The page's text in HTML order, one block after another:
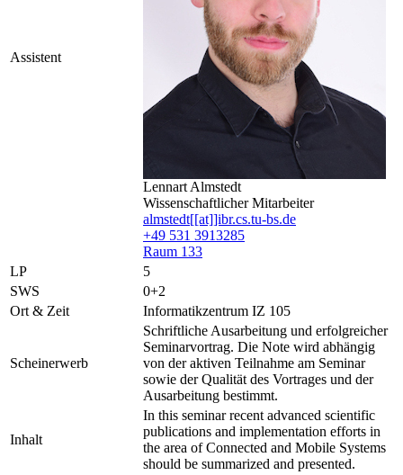
Assistent
Lennart Almstedt
Wissenschaftlicher Mitarbeiter
almstedt[[at]]ibr.cs.tu-bs.de
+49 531 3913285
Raum 133
LP
5
SWS
0+2
Ort & Zeit
Informatikzentrum IZ 105
Scheinerwerb
Schriftliche Ausarbeitung und erfolgreicher
Seminarvortrag. Die Note wird abhängig
von der aktiven Teilnahme am Seminar
sowie der Qualität des Vortrages und der
Ausarbeitung bestimmt.
Inhalt
In this seminar recent advanced scientific
publications and implementation efforts in
the area of Connected and Mobile Systems
should be summarized and presented.